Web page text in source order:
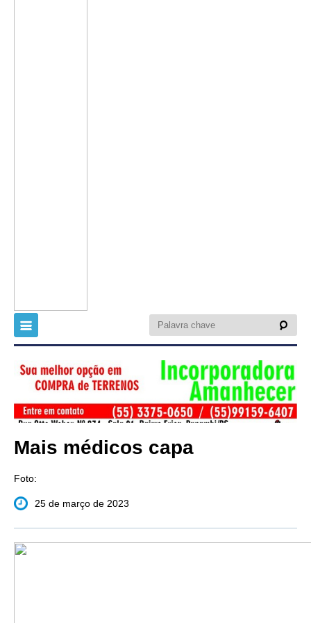
Mais médicos capa
Foto:
25 de março de 2023